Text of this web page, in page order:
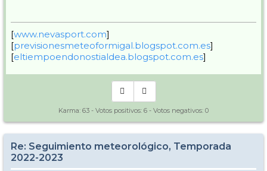
[www.nevasport.com]
[previsionesmeteoformigal.blogspot.com.es]
[eltiempoendonostialdea.blogspot.com.es]
Karma: 63 - Votos positivos: 6 - Votos negativos: 0
Re: Seguimiento meteorológico, Temporada
2022-2023